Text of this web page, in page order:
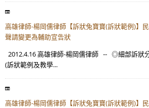
高雄律師-楊岡儒律師【訴狀兔寶寶(訴狀範例)】
聲請變更為輔助宣告狀
2012.4.16 高雄律師-楊岡儒律師 -- ◎細部訴狀
(訴狀範例及教學...
高雄律師-楊岡儒律師【訴狀兔寶寶(訴狀範例)】